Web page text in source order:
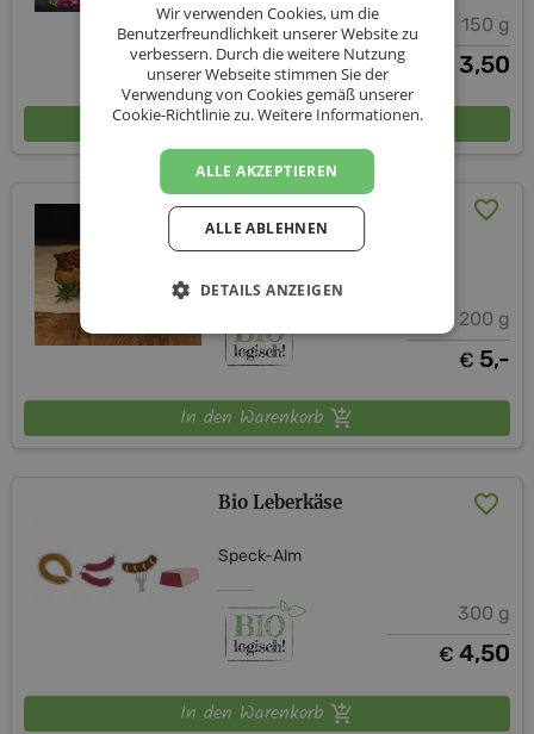
150 g
3,50
In den Warenkorb
Bio Karreespeck
200 g
€ 5,-
In den Warenkorb
Bio Leberkäse
Speck-Alm
300 g
€ 4,50
In den Warenkorb
Wir verwenden Cookies, um die
Benutzerfreundlichkeit unserer Website zu
verbessern. Durch die weitere Nutzung
unserer Webseite stimmen Sie der
Verwendung von Cookies gemäß unserer
Cookie-Richtlinie zu.Weitere Informationen.
ALLE AKZEPTIEREN
ALLE ABLEHNEN
DETAILS ANZEIGEN